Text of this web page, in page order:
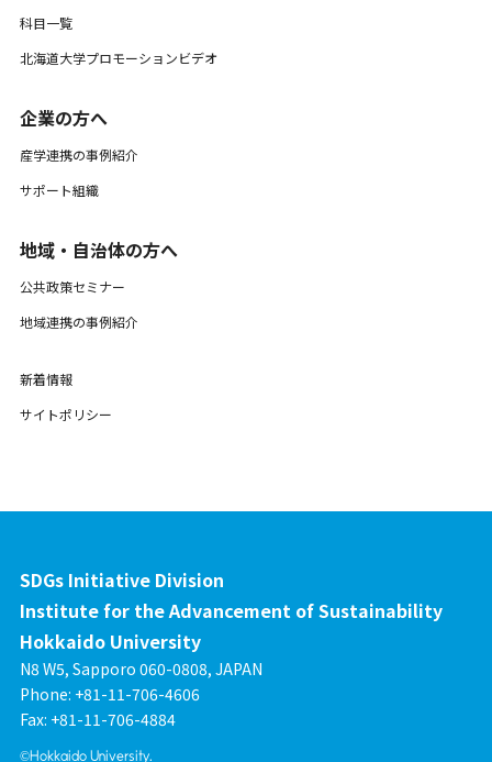
科目一覧
北海道大学プロモーションビデオ
企業の方へ
産学連携の事例紹介
サポート組織
地域・自治体の方へ
公共政策セミナー
地域連携の事例紹介
新着情報
サイトポリシー
SDGs Initiative Division
Institute for the Advancement of Sustainability
Hokkaido University
N8 W5, Sapporo 060-0808, JAPAN
Phone: +81-11-706-4606
Fax: +81-11-706-4884
©Hokkaido University.